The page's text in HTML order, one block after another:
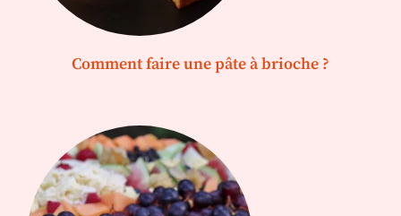
Comment faire une pâte à brioche ?